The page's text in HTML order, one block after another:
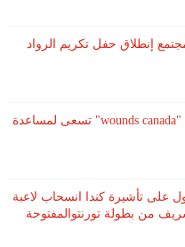
إنطلاق حفل تكريم الرواد
د.مريم بطرس:منظمة "wounds canada" تسعى لمساعدة
على تأشيرة كندا انسحاب لاعبة
من بطولة ​تورنتو​المفتوحة